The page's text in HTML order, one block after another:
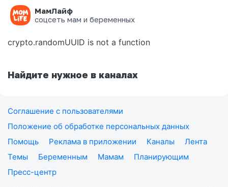
МамЛайф
соцсеть мам и беременных
Ошибка на странице
crypto.randomUUID is not a function
Найдите нужное в каналах
Соглашение с пользователями
Положение об обработке персональных данных
Помощь
Реклама в приложении Каналы
Лента
Темы
Беременным Мамам
Планирующим
Пресс-центр